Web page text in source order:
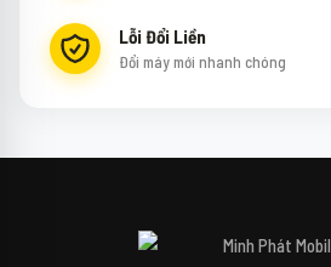
Lỗi Đổi Liền
Đổi máy mới nhanh chóng